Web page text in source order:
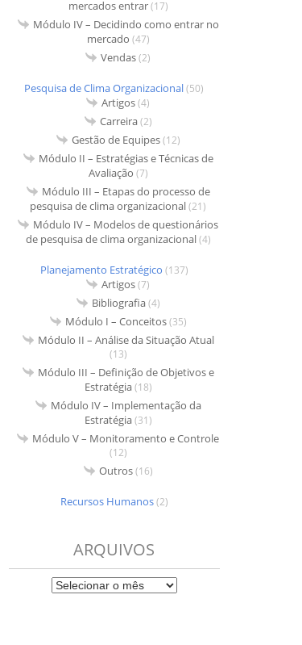
mercados entrar(17)
Módulo IV – Decidindo como entrar no
mercado (47)
Vendas(2)
Pesquisa de Clima Organizacional(50)
Artigos(4)
Carreira(2)
Gestão de Equipes(12)
Módulo II – Estratégias e Técnicas de
Avaliação (7)
Módulo III – Etapas do processo de
pesquisa de clima organizacional(21)
Módulo IV – Modelos de questionários
de pesquisa de clima organizacional(4)
Planejamento Estratégico (137)
Artigos(7)
Bibliografia(4)
Módulo I – Conceitos(35)
Módulo II – Análise da Situação Atual
(13)
Módulo III – Definição de Objetivos e
Estratégia(18)
Módulo IV – Implementação da
Estratégia(31)
Módulo V – Monitoramento e Controle
(12)
Outros(16)
Recursos Humanos(2)
ARQUIVOS